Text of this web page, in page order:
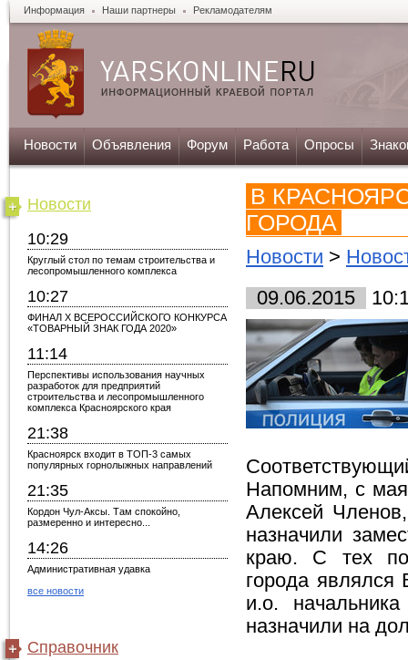
Информация Наши партнеры Рекламодателям
Новости Объявления Форум Работа Опросы
Новости
10:29
Круглый стол по темам строительства и
лесопромышленного комплекса
10:27
ФИНАЛ X ВСЕРОССИЙСКОГО КОНКУРСА
«ТОВАРНЫЙ ЗНАК ГОДА 2020»
11:14
Перспективы использования научных
разработок для предприятий
строительства и лесопромышленного
комплекса Красноярского края
21:38
Красноярск входит в ТОП-3 самых
популярных горнолыжных направлений
21:35
Кордон Чул-Аксы. Там спокойно,
размеренно и интересно...
14:26
Административная удавка
все новости
Справочник
В
ГОРОДА
Новости >
09.06.2015
Напомним, с
Алексей
назначили
краю. С тех
города
и.о.
назначили на